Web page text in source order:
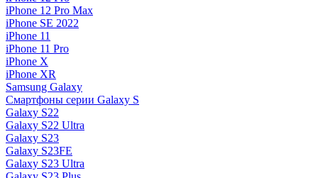
iPhone 12 Pro Max
iPhone SE 2022
iPhone 11
iPhone 11 Pro
iPhone X
iPhone XR
Samsung Galaxy
Смартфоны серии Galaxy S
Galaxy S22
Galaxy S22 Ultra
Galaxy S23
Galaxy S23FE
Galaxy S23 Ultra